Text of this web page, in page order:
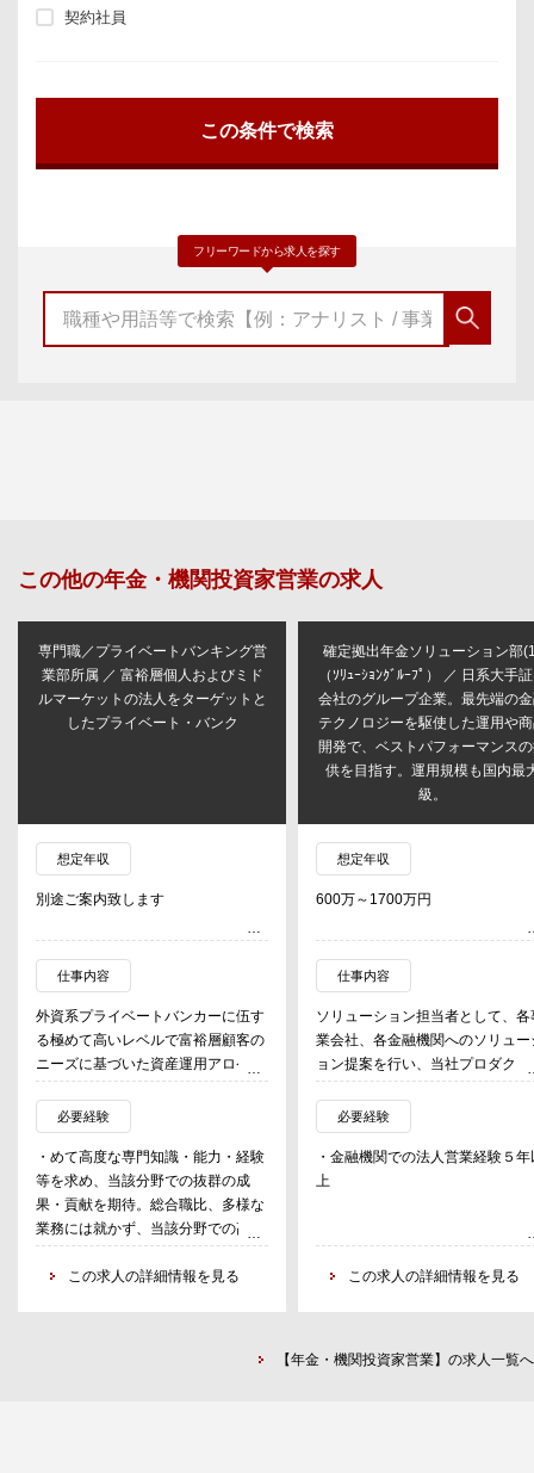
契約社員
フリーワードから求人を探す
この他の年金・機関投資家営業の求人
専門職／プライベートバンキング営
業部所属 ／ 富裕層個人およびミド
ルマーケットの法人をターゲットと
したプライベート・バンク
想定年収
別途ご案内致します
仕事内容
外資系プライベートバンカーに伍す
る極めて高いレベルで富裕層顧客の
ニーズに基づいた資産運用アロケー
ション・ソリューション提供等を行
うプロフェッショナルとしての活躍
を期待。
必要経験
・めて高度な専門知識・能力・経験
等を求め、当該分野での抜群の成
果・貢献を期待。総合職比、多様な
業務には就かず、当該分野での高い
水準のパフォーマンスを求める。
・入社時点での資格保有は不問、た
この求人の詳細情報を見る
確定拠出年金ソリューション部
（ｿﾘｭｰｼｮﾝｸﾞﾙｰﾌﾟ） ／ 日系大手
会社のグループ企業。最先端の
テクノロジーを駆使した運用や
開発で、ベストパフォーマンス
供を目指す。運用規模も国内最
級。
想定年収
600万～1700万円
仕事内容
ソリューション担当者として、各
業会社、各金融機関へのソリュー
ョン提案を行い、当社プロダクト
導入促進を図る。
必要経験
・金融機関での法人営業経験５年
上
この求人の詳細情報を見る
【年金・機関投資家営業】の求人一覧へ